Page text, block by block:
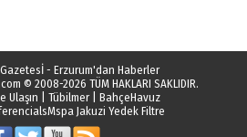
- Erzurum'dan Haberler
© 2008-2026 TÜM HAKLARI SAKLIDIR.
Ulaşın Tübilmer| BahçeHavuz
Mspa Jakuzi Yedek Filtre